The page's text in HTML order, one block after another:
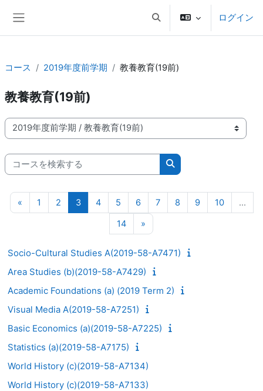
検索入力に切り替えるログイン
コース 2019年度前学期 教養教育(19前)
教養教育(19前)
コースカテゴリ
コースを検索する
コースを検索する
«前のページ
1 ページ 1
2ページ 2
3ページ 3
4ページ 4
5ページ 5
6ページ 6
7ページ 7
8ページ 8
9ページ 9
10ページ 10
…
14ページ 14
»
Socio-Cultural Studies A(2019-58-A7471)
Area Studies (b)(2019-58-A7429)
Academic Foundations (a) (2019 Term 2)
Visual Media A(2019-58-A7251)
Basic Economics (a)(2019-58-A7225)
Statistics (a)(2019-58-A7175)
World History (c)(2019-58-A7134)
World History (c)(2019-58-A7133)